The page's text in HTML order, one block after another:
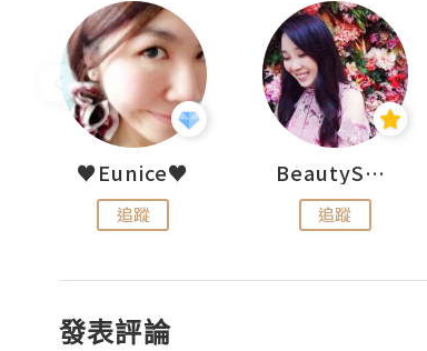
♥Eunice♥
追蹤
BeautySearch
追蹤
發表評論